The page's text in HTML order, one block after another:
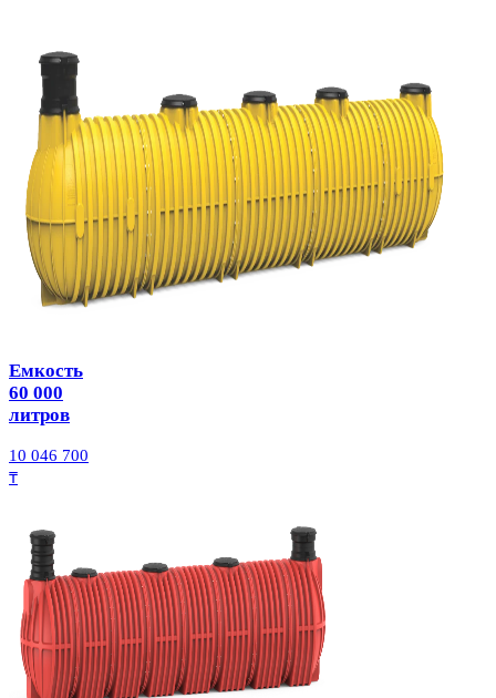
Емкость
60 000
литров
10 046 700
₸